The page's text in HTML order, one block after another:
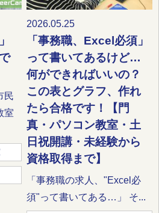
民
室
2026.05.25
「事務職、Excel必須」
って書いてあるけど…
何ができればいいの？
この表とグラフ、作れ
たら合格です！【門
真・パソコン教室・土
日祝開講・未経験から
資格取得まで】
「事務職の求人、"Excel必
須"って書いてある…」 そ...